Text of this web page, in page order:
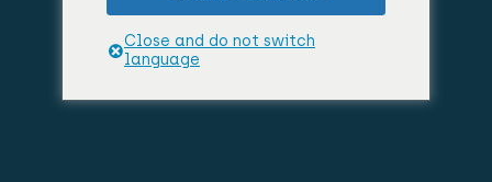
Close and do not switch
language